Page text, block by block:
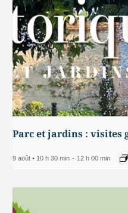
Parc et jardins : visites
9 août • 10 h 30 min - 12 h 00 min